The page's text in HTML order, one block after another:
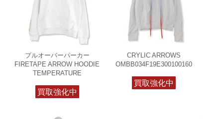
プルオーバーパーカー
FIRETAPE ARROW HOODIE
TEMPERATURE
買取強化中
CRYLIC ARROWS
OMBB034F19E300100160
買取強化中